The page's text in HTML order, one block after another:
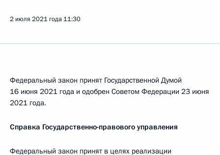
2 июля 2021 года 11:30
Федеральный закон принят Государственной Думой
16 июня 2021 года и одобрен Советом Федерации 23 июня
2021 года.
Справка Государственно-правового управления
Федеральный закон принят в целях реализации